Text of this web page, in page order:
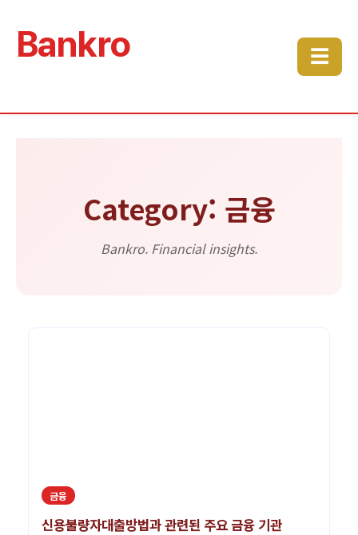
Bankro ☰
Category: 금융
Bankro. Financial insights.
금융
신용불량자대출방법과 관련된 주요 금융 기관